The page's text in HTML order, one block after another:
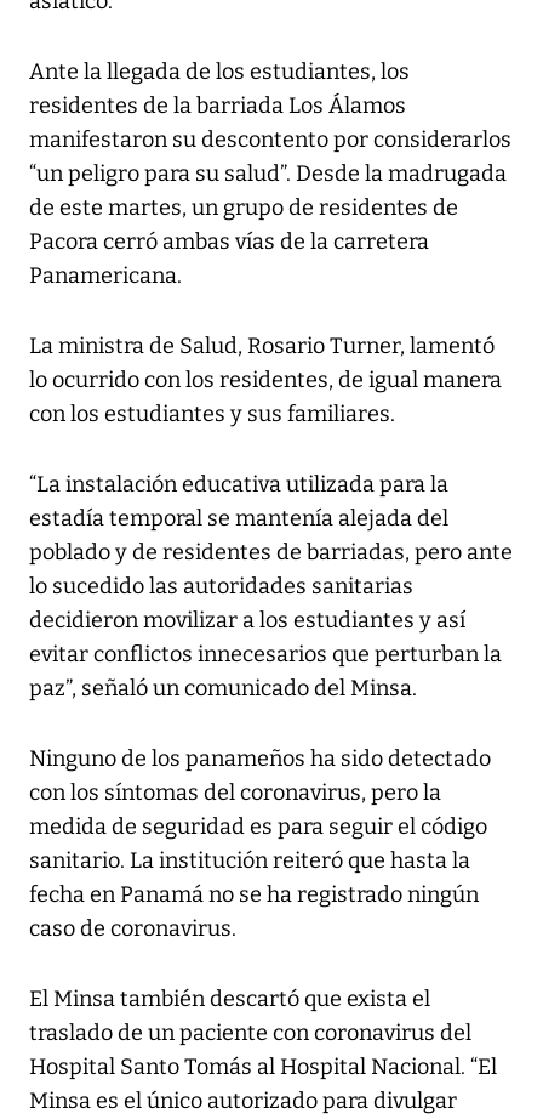
Ante la llegada de los estudiantes, los
residentes de la barriada Los Álamos
manifestaron su descontento por considerarlos
“un peligro para su salud”. Desde la madrugada
de este martes, un grupo de residentes de
Pacora cerró ambas vías de la carretera
Panamericana.
La ministra de Salud, Rosario Turner, lamentó
lo ocurrido con los residentes, de igual manera
con los estudiantes y sus familiares.
“La instalación educativa utilizada para la
estadía temporal se mantenía alejada del
poblado y de residentes de barriadas, pero ante
lo sucedido las autoridades sanitarias
decidieron movilizar a los estudiantes y así
evitar conflictos innecesarios que perturban la
paz”, señaló un comunicado del Minsa.
Ninguno de los panameños ha sido detectado
con los síntomas del coronavirus, pero la
medida de seguridad es para seguir el código
sanitario. La institución reiteró que hasta la
fecha en Panamá no se ha registrado ningún
caso de coronavirus.
El Minsa también descartó que exista el
traslado de un paciente con coronavirus del
Hospital Santo Tomás al Hospital Nacional. “El
Minsa es el único autorizado para divulgar